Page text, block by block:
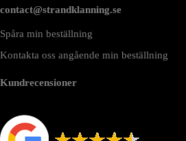
contact@strandklanning.se
Spåra min beställning
Kontakta oss angående min beställning
Kundrecensioner